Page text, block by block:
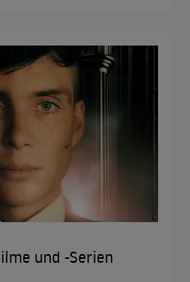
und -Serien